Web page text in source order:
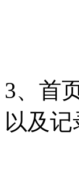
3、首
以及记